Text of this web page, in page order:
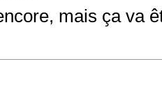
mais ça va